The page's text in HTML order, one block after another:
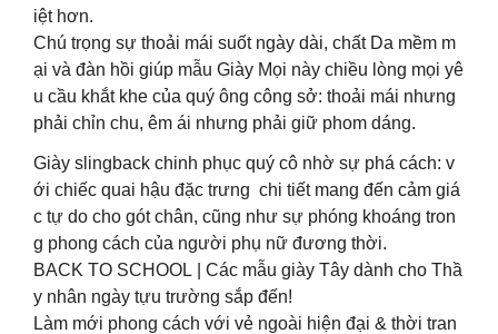
iệt hơn.
Chú trọng sự thoải mái suốt ngày dài, chất Da mềm m
ại và đàn hồi giúp mẫu Giày Mọi này chiều lòng mọi yê
u cầu khắt khe của quý ông công sở: thoải mái nhưng
phải chỉn chu, êm ái nhưng phải giữ phom dáng.
Giày slingback chinh phục quý cô nhờ sự phá cách: v
ới chiếc quai hậu đặc trưng chi tiết mang đến cảm giá
c tự do cho gót chân, cũng như sự phóng khoáng tron
g phong cách của người phụ nữ đương thời.
BACK TO SCHOOL | Các mẫu giày Tây dành cho Thầ
y nhân ngày tựu trường sắp đến!
Làm mới phong cách với vẻ ngoài hiện đại & thời tran